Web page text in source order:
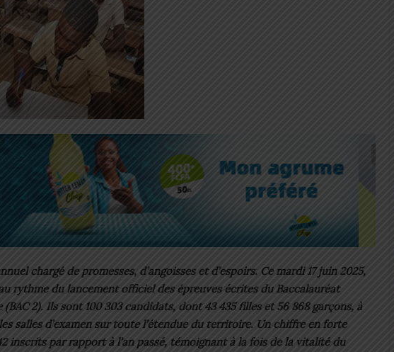
chargé de promesses, d’angoisses et d’espoirs. Ce mardi 17 juin 2025,
rythme du lancement officiel des épreuves écrites du Baccalauréat
2). Ils sont 100 303 candidats, dont 43 435 filles et 56 868 garçons, à
salles d’examen sur toute l’étendue du territoire. Un chiffre en forte
inscrits par rapport à l’an passé, témoignant à la fois de la vitalité du